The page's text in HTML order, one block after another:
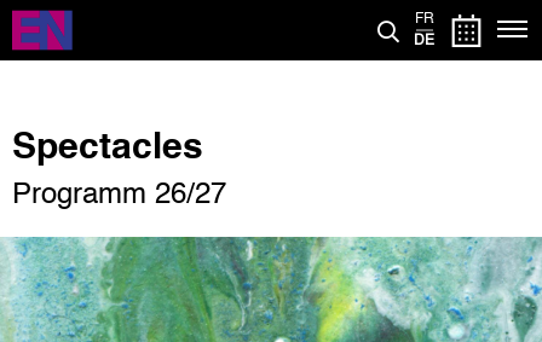
Direkt
zum
Inhalt
FR
DE
Spectacles
Programm 26/27